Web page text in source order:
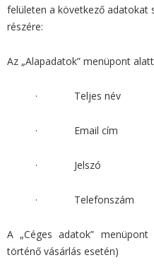
felületen a következő adatokat
részére:
Az „Alapadatok” menüpont alatt
· Teljes név
· Email cím
· Jelszó
· Telefonszám
A „Céges adatok”
történő vásárlás esetén)